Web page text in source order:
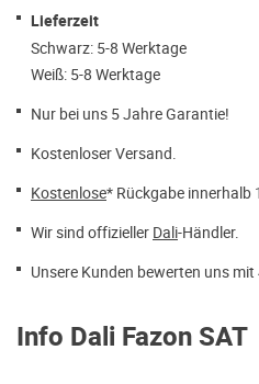
Lieferzeit
Schwarz: 5-8 Werktage
Weiß: 5-8 Werktage
Nur bei uns 5 Jahre Garantie!
Kostenloser Versand.
Kostenlose* Rückgabe innerhalb
Wir sind offizieller Dali-Händler.
Unsere Kunden bewerten uns
Info Dali Fazon SAT